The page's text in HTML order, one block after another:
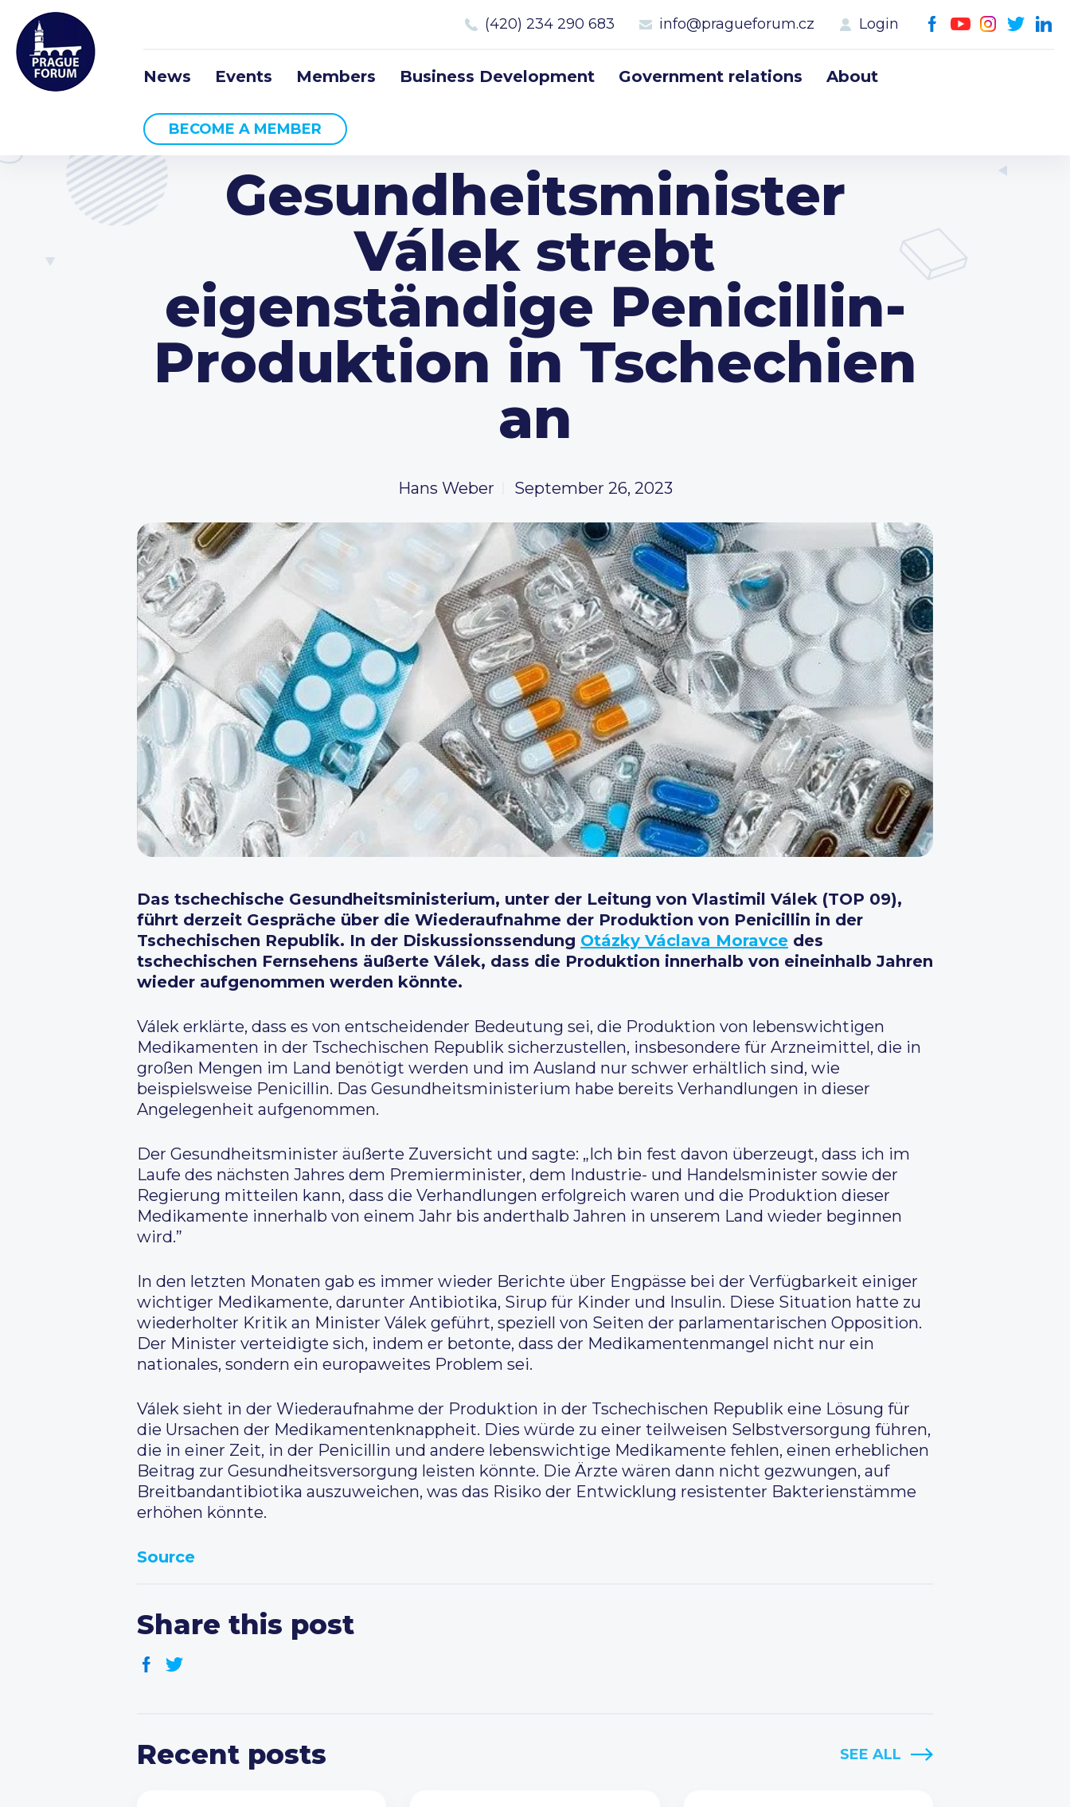
(420) 234 290 683 info@pragueforum.cz Login
News Events Members Business Development Government relations About
BECOME A MEMBER
Gesundheitsminister
Válek strebt
eigenständige Penicillin-
Produktion in Tschechien
an
Hans Weber September 26, 2023
Das tschechische Gesundheitsministerium, unter der Leitung von Vlastimil Válek (TOP 09),
führt derzeit Gespräche über die Wiederaufnahme der Produktion von Penicillin in der
Tschechischen Republik. In der Diskussionssendung Otázky Václava Moravce des
tschechischen Fernsehens äußerte Válek, dass die Produktion innerhalb von eineinhalb Jahren
wieder aufgenommen werden könnte.
Válek erklärte, dass es von entscheidender Bedeutung sei, die Produktion von lebenswichtigen
Medikamenten in der Tschechischen Republik sicherzustellen, insbesondere für Arzneimittel, die in
großen Mengen im Land benötigt werden und im Ausland nur schwer erhältlich sind, wie
beispielsweise Penicillin. Das Gesundheitsministerium habe bereits Verhandlungen in dieser
Angelegenheit aufgenommen.
Der Gesundheitsminister äußerte Zuversicht und sagte: „Ich bin fest davon überzeugt, dass ich im
Laufe des nächsten Jahres dem Premierminister, dem Industrie- und Handelsminister sowie der
Regierung mitteilen kann, dass die Verhandlungen erfolgreich waren und die Produktion dieser
Medikamente innerhalb von einem Jahr bis anderthalb Jahren in unserem Land wieder beginnen
wird.”
In den letzten Monaten gab es immer wieder Berichte über Engpässe bei der Verfügbarkeit einiger
wichtiger Medikamente, darunter Antibiotika, Sirup für Kinder und Insulin. Diese Situation hatte zu
wiederholter Kritik an Minister Válek geführt, speziell von Seiten der parlamentarischen Opposition.
Der Minister verteidigte sich, indem er betonte, dass der Medikamentenmangel nicht nur ein
nationales, sondern ein europaweites Problem sei.
Válek sieht in der Wiederaufnahme der Produktion in der Tschechischen Republik eine Lösung für
die Ursachen der Medikamentenknappheit. Dies würde zu einer teilweisen Selbstversorgung führen,
die in einer Zeit, in der Penicillin und andere lebenswichtige Medikamente fehlen, einen erheblichen
Beitrag zur Gesundheitsversorgung leisten könnte. Die Ärzte wären dann nicht gezwungen, auf
Breitbandantibiotika auszuweichen, was das Risiko der Entwicklung resistenter Bakterienstämme
erhöhen könnte.
Source
Share this post
Recent posts SEE ALL